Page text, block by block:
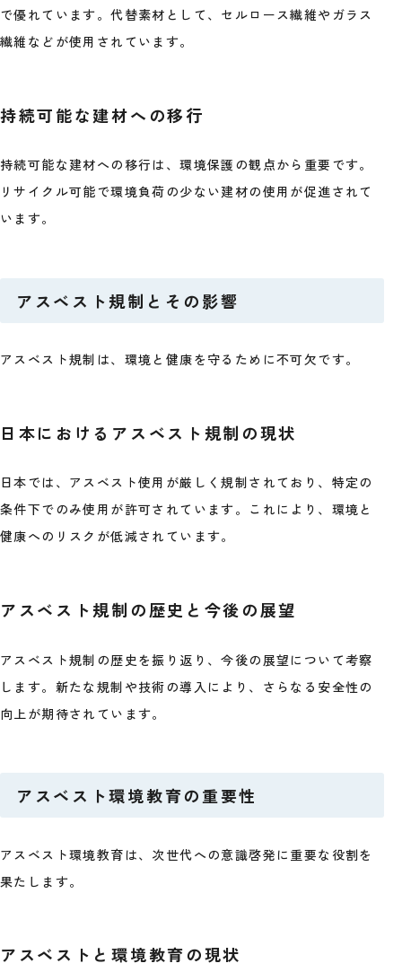
で優れています。代替素材として、セルロース繊維やガラス
繊維などが使用されています。
持続可能な建材への移行
持続可能な建材への移行は、環境保護の観点から重要です。
リサイクル可能で環境負荷の少ない建材の使用が促進されて
います。
アスベスト規制とその影響
アスベスト規制は、環境と健康を守るために不可欠です。
日本におけるアスベスト規制の現状
日本では、アスベスト使用が厳しく規制されており、特定の
条件下でのみ使用が許可されています。これにより、環境と
健康へのリスクが低減されています。
アスベスト規制の歴史と今後の展望
アスベスト規制の歴史を振り返り、今後の展望について考察
します。新たな規制や技術の導入により、さらなる安全性の
向上が期待されています。
アスベスト環境教育の重要性
アスベスト環境教育は、次世代への意識啓発に重要な役割を
果たします。
アスベストと環境教育の現状